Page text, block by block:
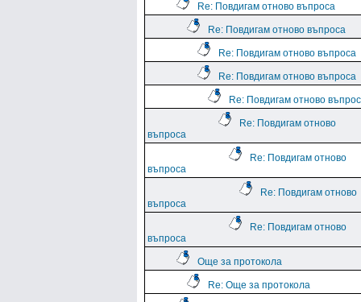
Re: Повдигам отново въпроса
Re: Повдигам отново въпроса
Re: Повдигам отново въпроса
Re: Повдигам отново въпроса
Re: Повдигам отново
Re: Повдигам отново
въпроса
Re: Повдигам отново
въпроса
Re: Повдигам отново
въпроса
Re: Повдигам отново
въпроса
Още за протокола
Re: Още за протокола